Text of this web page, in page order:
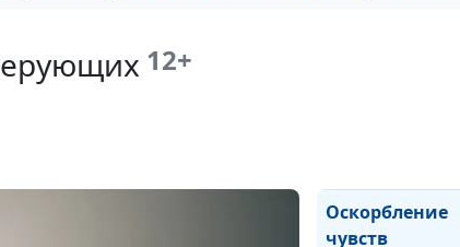
12+
Оскорбление
чувств